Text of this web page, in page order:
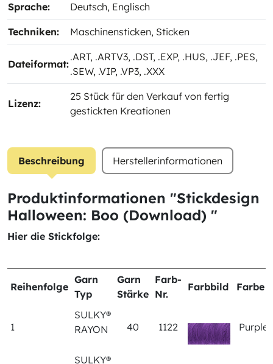
Sprache: Deutsch, Englisch
Techniken: Maschinensticken, Sticken
Dateiformat:
.ART, .ARTV3, .DST, .EXP, .HUS, .JEF, .PES,
.SEW, .VIP, .VP3, .XXX
Lizenz:
25 Stück für den Verkauf von fertig
gestickten Kreationen
Beschreibung Herstellerinformationen
Produktinformationen "Stickdesign
Halloween: Boo (Download) "
Hier die Stickfolge:
Reihenfolge
Garn
Typ
Garn
Stärke
Farb-
Nr.
Farbbild Farbe
1
SULKY®
RAYON
40 1122 Purple
SULKY®